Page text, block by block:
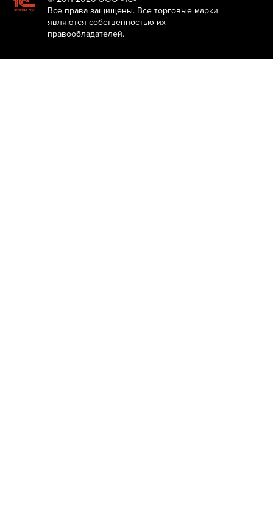
Все права защищены. Все торговые марки
являются собственностью их
правообладателей.